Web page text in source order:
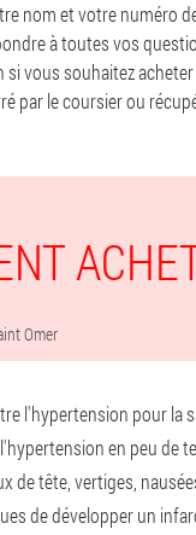
nom et votre numéro
à toutes vos
vous souhaitez
par le coursier ou
Omer
l'hypertension pour la
en peu de
de tête, vertiges,
de développer un